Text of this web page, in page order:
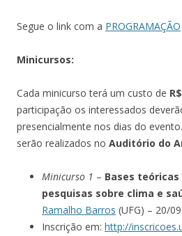
Segue o link com a PROGRAMAÇÃO
Minicursos:
Cada minicurso terá um custo de
participação os interessados
presencialmente nos dias do
serão realizados no Auditório do
Minicurso 1 – Bases
pesquisas sobre clima e
Ramalho Barros (UFG) – 20/
Inscrição em: http://